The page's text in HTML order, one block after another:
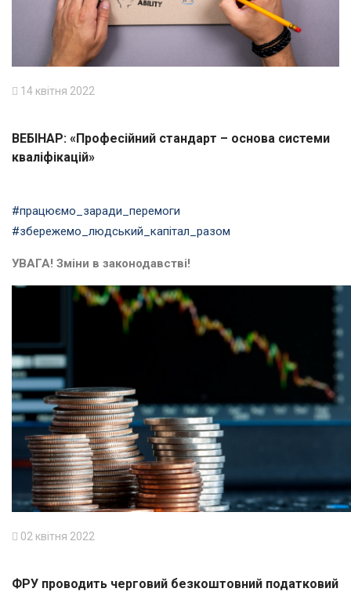
14 квітня 2022
ВЕБІНАР: «Професійний стандарт – основа системи
кваліфікацій»
#працюємо_заради_перемоги
#збережемо_людський_капітал_разом
УВАГА! Зміни в законодавстві!
02 квітня 2022
ФРУ проводить черговий безкоштовний податковий